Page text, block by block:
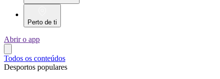
Perto de ti
Abrir o app
Todos os conteúdos
Desportos populares